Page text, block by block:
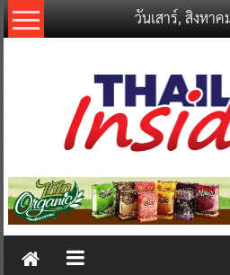
Skip
to
วันเสาร์, สิงหา
Thailand
New